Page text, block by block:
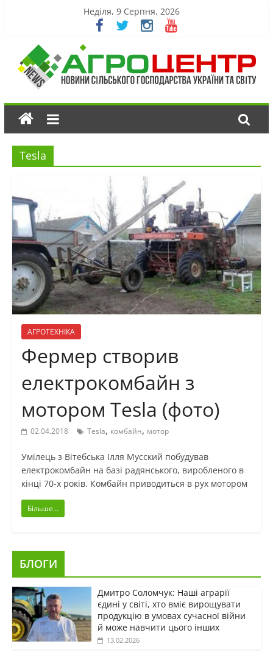
Неділя, 9 Серпня, 2026
Tesla
АГРОТЕХНІКА
Фермер створив
електрокомбайн з
мотором Tesla (фото)
02.04.2018 Tesla, комбайн, мотор
Умілець з Вітебська Ілля Мусский побудував
електрокомбайн на базі радянського, виробленого в
кінці 70-х років. Комбайн приводиться в рух мотором
Більше...
БЛОГИ
Дмитро Соломчук: Наші аграрії
єдині у світі, хто вміє вирощувати
продукцію в умовах сучасної війни
й може навчити цього інших
13.02.2026